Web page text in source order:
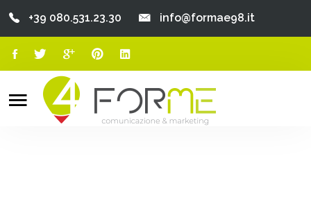
Chi Siamo
+39 080.531.23.30 info@formae98.it
Search